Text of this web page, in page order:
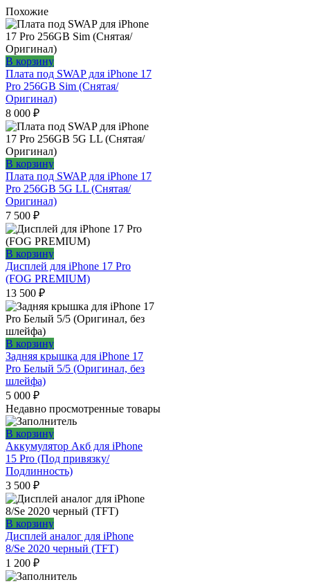
Похожие
В корзину
Плата под SWAP для iPhone 17
Pro 256GB Sim (Снятая/
Оригинал)
8 000 ₽
В корзину
Плата под SWAP для iPhone 17
Pro 256GB 5G LL (Снятая/
Оригинал)
7 500 ₽
В корзину
Дисплей для iPhone 17 Pro
(FOG PREMIUM)
13 500 ₽
В корзину
Задняя крышка для iPhone 17
Pro Белый 5/5 (Оригинал, без
шлейфа)
5 000 ₽
Недавно просмотренные товары
В корзину
Аккумулятор Акб для iPhone
15 Pro (Под привязку/
Подлинность)
3 500 ₽
В корзину
Дисплей аналог для iPhone
8/Se 2020 черный (TFT)
1 200 ₽